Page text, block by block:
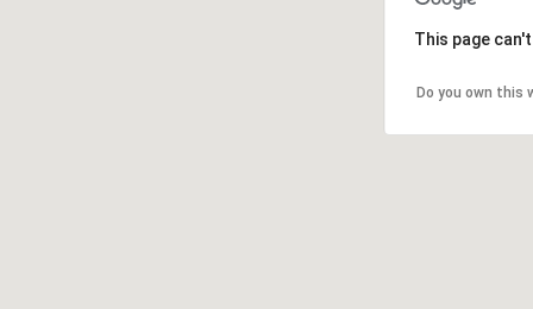
This page
Do you own this